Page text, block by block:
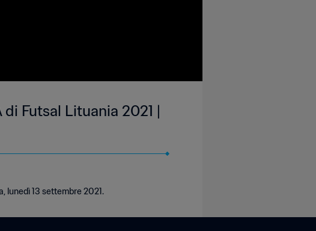
Futsal Lituania 2021 |
lunedì 13 settembre 2021.